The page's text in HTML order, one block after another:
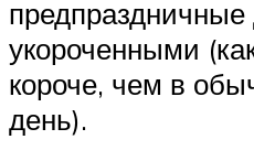
укороченными
короче, чем в
день).